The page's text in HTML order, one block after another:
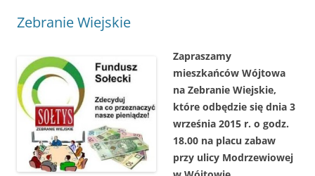
Zebranie Wiejskie
Zapraszamy
mieszkańców Wójtowa
na Zebranie Wiejskie,
które odbędzie się dnia 3
września 2015 r. o godz.
18.00 na placu zabaw
przy ulicy Modrzewiowej